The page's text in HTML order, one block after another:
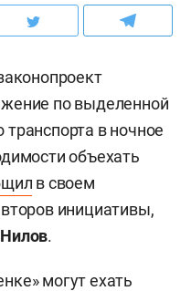
по выделенной
в ночное
объехать
в своем
инициативы,
.
могут ехать